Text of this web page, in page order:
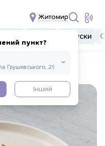
Житомир
пункт?
Інший
Закуски